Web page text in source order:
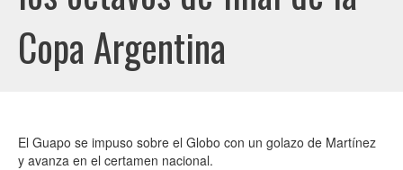
Copa Argentina
El Guapo se impuso sobre el Globo con un golazo de Martínez
y avanza en el certamen nacional.